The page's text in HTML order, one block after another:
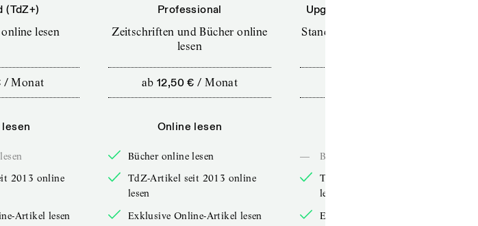
(TdZ+)
lesen
/Monat
2013 online
Artikel lesen
Professional
Zeitschriften und Bücher online
lesen
ab 12,50 € /Monat
Online lesen
Bücher online lesen
TdZ-Artikel seit 2013 online
lesen
Exklusive Online-Artikel lesen
Upgrade für Printabonnenten
Standard (TdZ+) – Zeitschriften
—
Bücher online lesen
TdZ-Artikel seit 2013 online
lesen
Exklusive Online-Artikel lesen